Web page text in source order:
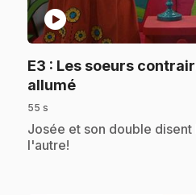
play_circle
E3 : Les soeurs
allumé.
55 s
.Josée et son double
l'autre!